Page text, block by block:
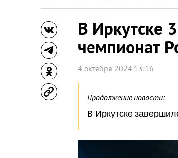
В Иркутске
чемпионат
4 октября 2024 13:16
Продолжение новости:
В Иркутске